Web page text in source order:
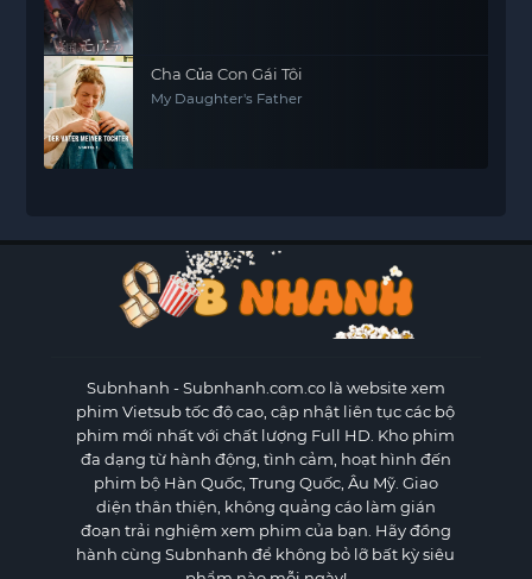
Cha Của Con Gái Tôi
My Daughter's Father
Subnhanh - Subnhanh.com.co là website xem
phim Vietsub tốc độ cao, cập nhật liên tục các bộ
phim mới nhất với chất lượng Full HD. Kho phim
đa dạng từ hành động, tình cảm, hoạt hình đến
phim bộ Hàn Quốc, Trung Quốc, Âu Mỹ. Giao
diện thân thiện, không quảng cáo làm gián
đoạn trải nghiệm xem phim của bạn. Hãy đồng
hành cùng Subnhanh để không bỏ lỡ bất kỳ siêu